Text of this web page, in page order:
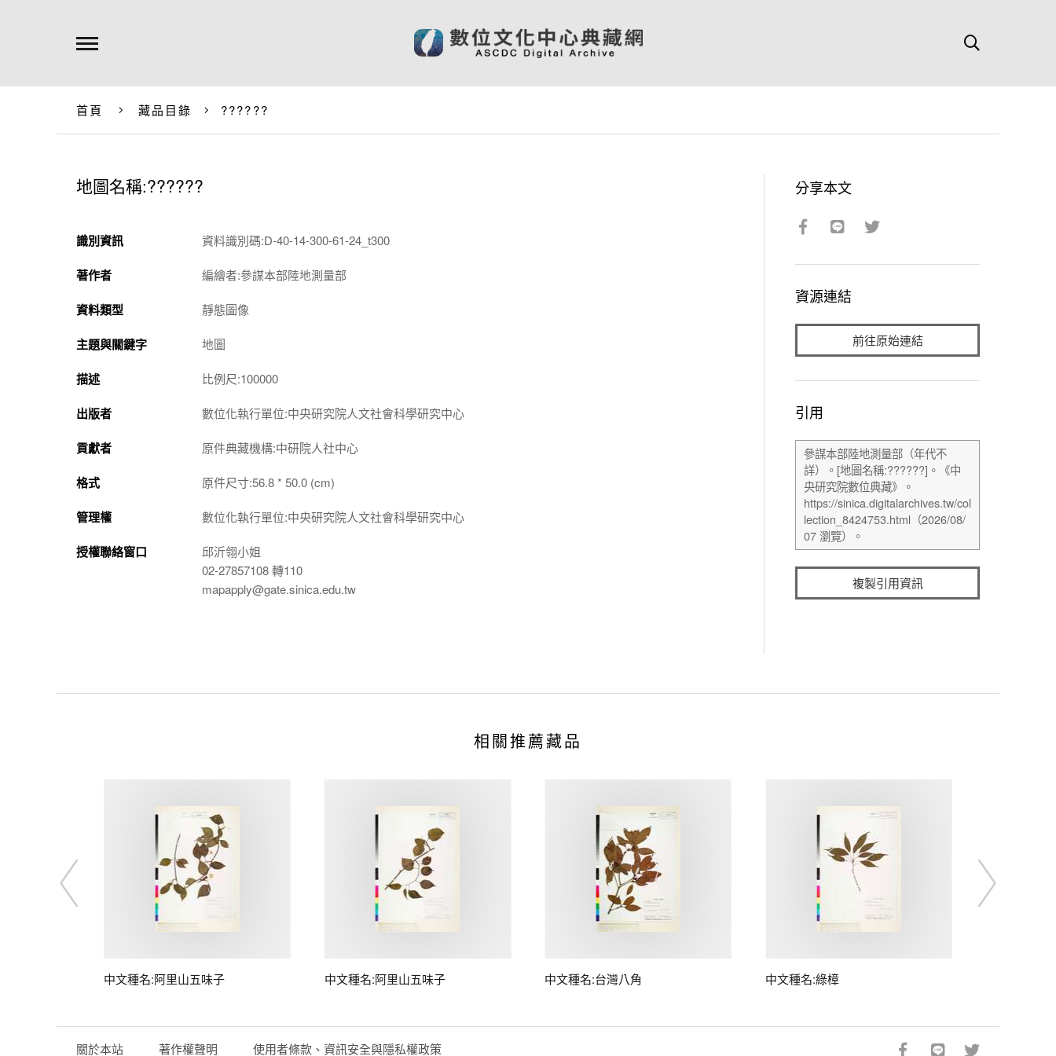
首頁 藏品目錄 ??????
地圖名稱:??????
識別資訊 資料識別碼:D-40-14-300-61-24_t300
著作者 編繪者:參謀本部陸地測量部
資料類型 靜態圖像
主題與關鍵字 地圖
描述 比例尺:100000
出版者 數位化執行單位:中央研究院人文社會科學研究中心
貢獻者 原件典藏機構:中研院人社中心
格式 原件尺寸:56.8 * 50.0 (cm)
管理權 數位化執行單位:中央研究院人文社會科學研究中心
授權聯絡窗口
邱沂翎小姐
02-27857108 轉110
mapapply@gate.sinica.edu.tw
分享本文
資源連結
前往原始連結
引用
複製引用資訊
相關推薦藏品
中文種名:阿里山五味子 中文種名:阿里山五味子 中文種名:台灣八角 中文種名:綠樟
關於本站 著作權聲明 使用者條款、資訊安全與隱私權政策